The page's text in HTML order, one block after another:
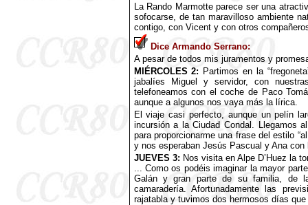
La Rando Marmotte parece ser una
sofocarse, de tan maravilloso ambiente
contigo, con Vicent y con otros
Dice Armando Serrano:
A pesar de todos mis juramentos y
MIÉRCOLES 2: Partimos en la
jabalíes Miguel y servidor, con
telefoneamos con el coche de Paco
aunque a algunos nos vaya más la lírica.
El viaje casi perfecto, aunque un pelín
incursión a la Ciudad Condal. Llegamos
para proporcionarme una frase del estilo
y nos esperaban Jesús Pascual y Ana con
JUEVES 3: Nos visita en Alpe D’Huez la
... Como os podéis imaginar la mayor
Galán y gran parte de su familia, de
camaradería. Afortunadamente las
rajatabla y tuvimos dos hermosos días